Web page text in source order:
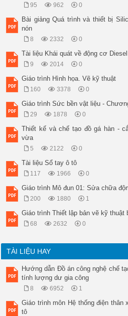
95 962 0
Bài giảng Quá trình và thiết bị
nón
8 2332 0
Tài liệu Khái quát về động cơ Diesel
9 2014 0
Giáo trình Hình họa. Vẽ kỹ thuật
160 3378 0
Giáo trình Sức bền vật liệu -
29 1878 0
Thiết kế và chế tạo đồ gá hàn -
vừa
5 2122 0
Tài liệu Sổ tay ô tô
117 1966 0
Giáo trình Mô đun 01: Sửa chữa
200 1880 1
Giáo trình Thiết lập bản vẽ kỹ thuật
68 2632 0
TÀI LIỆU HAY
Hướng dẫn Đồ án công nghệ chế
tính lượng dư gia công
8 6952 1
Giáo trình môn Hệ thống điện thân
tô